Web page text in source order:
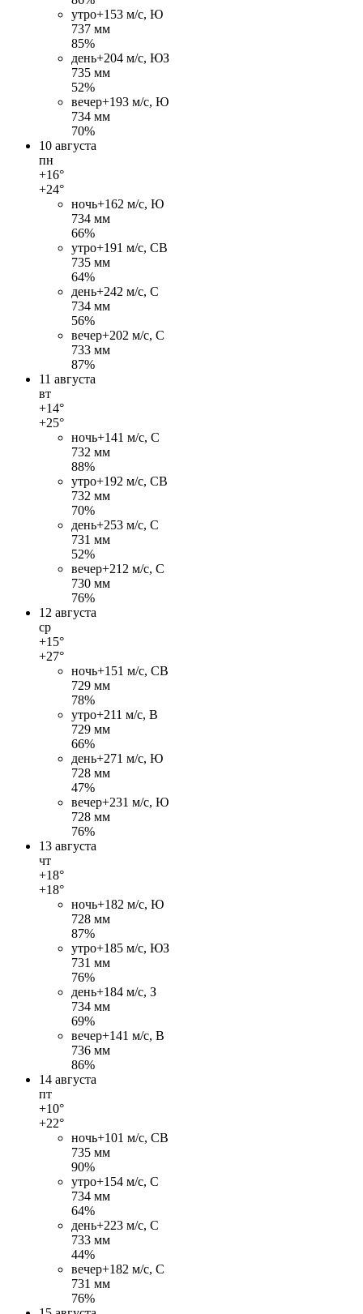
утро+153 м/c, Ю
737 мм
85%
день+204 м/c, ЮЗ
735 мм
52%
вечер+193 м/c, Ю
734 мм
70%
10 августа
пн
+16°
+24°
ночь+162 м/c, Ю
734 мм
66%
утро+191 м/c, СВ
735 мм
64%
день+242 м/c, С
734 мм
56%
вечер+202 м/c, С
733 мм
87%
11 августа
вт
+14°
+25°
ночь+141 м/c, С
732 мм
88%
утро+192 м/c, СВ
732 мм
70%
день+253 м/c, С
731 мм
52%
вечер+21 2 м/c, С
730 мм
76%
12 августа
ср
+15°
+27°
ночь+151 м/c, СВ
729 мм
78%
утро+211 м/c, В
729 мм
66%
день+271 м/c, Ю
728 мм
47%
вечер+231 м/c, Ю
728 мм
76%
13 августа
чт
+18°
+18°
ночь+182 м/c, Ю
728 мм
87%
утро+185 м/c, ЮЗ
731 мм
76%
день+184 м/c, З
734 мм
69%
вечер+141 м/c, В
736 мм
86%
14 августа
пт
+10°
+22°
ночь+101 м/c, СВ
735 мм
90%
утро+154 м/c, С
734 мм
64%
день+223 м/c, С
733 мм
44%
вечер+182 м/c, С
731 мм
76%